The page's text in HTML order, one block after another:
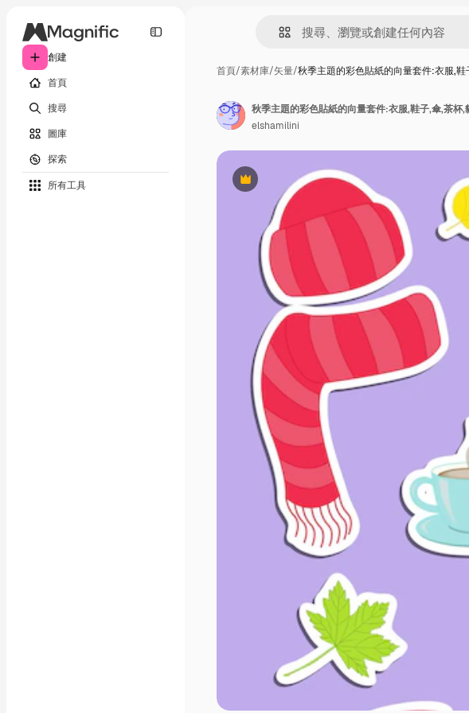
創建
首頁
搜尋
圖庫
探索
所有工具
首頁/素材庫/矢量/秋季主題的彩色貼紙的向量套件:衣服,鞋
Premium
秋季主題的彩色貼紙的向量套件:衣服,鞋子,傘,茶杯
elshamilini